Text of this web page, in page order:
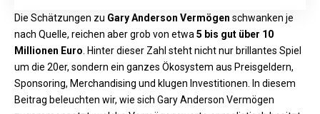
Die Schätzungen zu Gary Anderson Vermögen schwanken je
nach Quelle, reichen aber grob von etwa 5 bis gut über 10
Millionen Euro . Hinter dieser Zahl steht nicht nur brillantes Spiel
um die 20er, sondern ein ganzes Ökosystem aus Preisgeldern,
Sponsoring, Merchandising und klugen Investitionen. In diesem
Beitrag beleuchten wir, wie sich Gary Anderson Vermögen